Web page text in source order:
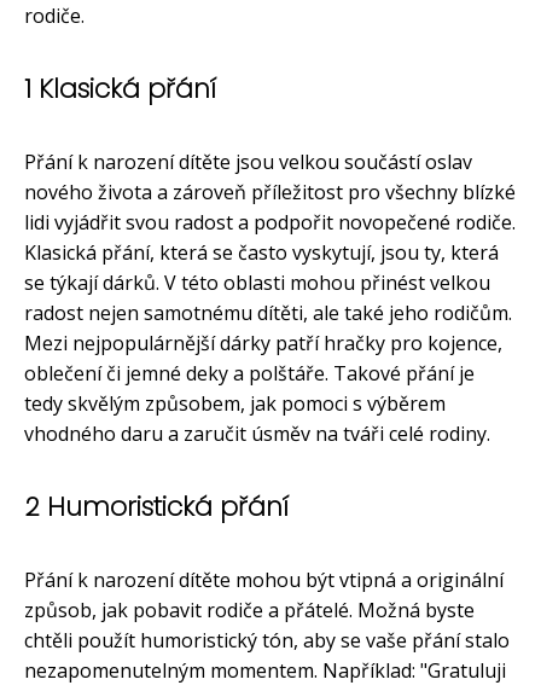
rodiče.
1 Klasická přání
Přání k narození dítěte jsou velkou součástí oslav
nového života a zároveň příležitost pro všechny blízké
lidi vyjádřit svou radost a podpořit novopečené rodiče.
Klasická přání, která se často vyskytují, jsou ty, která
se týkají dárků. V této oblasti mohou přinést velkou
radost nejen samotnému dítěti, ale také jeho rodičům.
Mezi nejpopulárnější dárky patří hračky pro kojence,
oblečení či jemné deky a polštáře. Takové přání je
tedy skvělým způsobem, jak pomoci s výběrem
vhodného daru a zaručit úsměv na tváři celé rodiny.
2 Humoristická přání
Přání k narození dítěte mohou být vtipná a originální
způsob, jak pobavit rodiče a přátelé. Možná byste
chtěli použít humoristický tón, aby se vaše přání stalo
nezapomenutelným momentem. Například: "Gratuluji